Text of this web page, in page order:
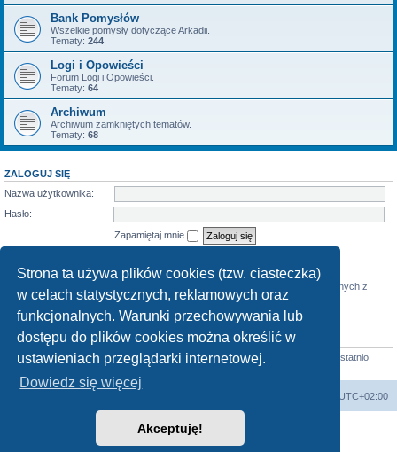
Strona ta używa plików cookies (tzw. ciasteczka)
w celach statystycznych, reklamowych oraz
funkcjonalnych. Warunki przechowywania lub
dostępu do plików cookies można określić w
ustawieniach przeglądarki internetowej.
Dowiedz się więcej
Akceptuję!
Bank Pomysłów
Wszelkie pomysły dotyczące Arkadii.
Tematy: 244
Logi i Opowieści
Forum Logi i Opowieści.
Tematy: 64
Archiwum
Archiwum zamkniętych tematów.
Tematy: 68
ZALOGUJ SIĘ
Nazwa użytkownika:
Hasło:
Zapamiętaj mnie
KTO JEST ONLINE
użytkowników online :: 1 zarejestrowany, 0 ukrytych i 29 gości (wg danych z
ostatnich 5 minut)
Najwięcej użytkowników (
3712) było online 07 mar 2026 22:02
STATYSTYKI
Liczba postów:58684• Liczba tematów:855• Liczba użytkowników:
• Ostatnio
zarejestrowany użytkownik:
Horst
UTC+02:00
Technologię dostarczaphpBB® Forum Software © phpBB Limited
Polski pakiet językowy dostarcza